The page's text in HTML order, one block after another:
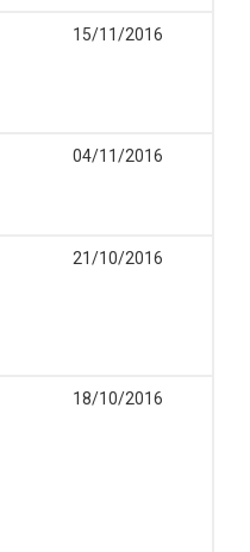
15/11/2016
04/11/2016
21/10/2016
18/10/2016